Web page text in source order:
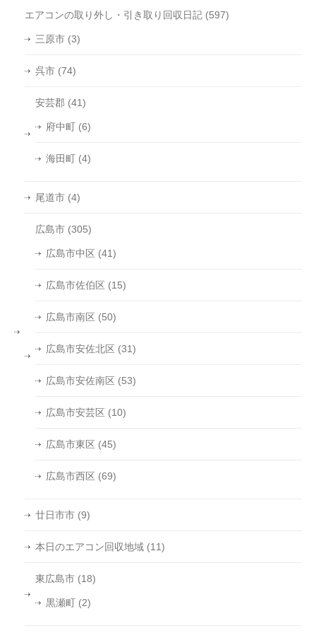
エアコンの取り外し・引き取り回収日記 (597)
三原市 (3)
呉市 (74)
安芸郡 (41)
府中町 (6)
海田町 (4)
尾道市 (4)
広島市 (305)
広島市中区 (41)
広島市佐伯区 (15)
広島市南区 (50)
広島市安佐北区 (31)
広島市安佐南区 (53)
広島市安芸区 (10)
広島市東区 (45)
広島市西区 (69)
廿日市市 (9)
本日のエアコン回収地域 (11)
東広島市 (18)
黒瀬町 (2)